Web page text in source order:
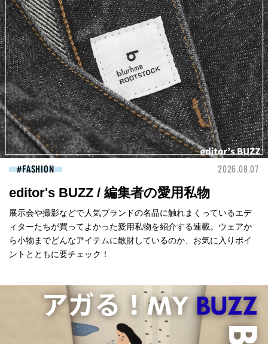
FASHION 2026.08.07
editor's BUZZ / 編集者の愛用私物
展示会や撮影などで人気ブランドの名品に触れまくっているエデ
ィターたちが買ってよかった愛用私物を紹介する連載。ウェアか
ら小物までどんなアイテムに散財しているのか、お気に入りポイ
ントとともに要チェック！